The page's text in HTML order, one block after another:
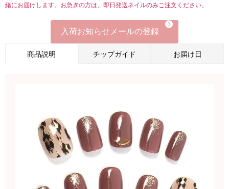
緒にお届けします。お急ぎの方は、即日発送ネイルのみご注文ください。
入荷お知らせメールの登録
商品説明 チップガイド お届け日